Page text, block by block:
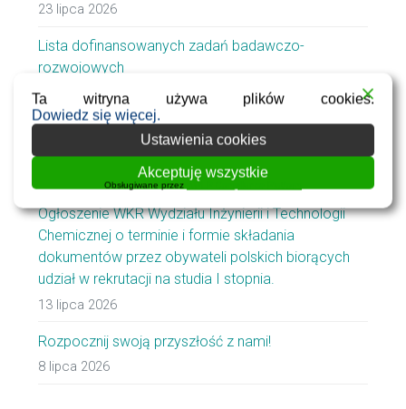
23 lipca 2026
Lista dofinansowanych zadań badawczo-
rozwojowych
21 lipca 2026
Konkurs na 1 stanowisko typu
Stypendysta/Doktorant w projekcie SONATA
Ogłoszenie WKR Wydziału Inżynierii i Technologii
Chemicznej o terminie i formie składania
dokumentów przez obywateli polskich biorących
udział w rekrutacji na studia I stopnia.
13 lipca 2026
Rozpocznij swoją przyszłość z nami!
8 lipca 2026
Ta witryna używa plików cookies.
Dowiedz się więcej.
Ustawienia cookies
Akceptuję wszystkie
Obsługiwane przez